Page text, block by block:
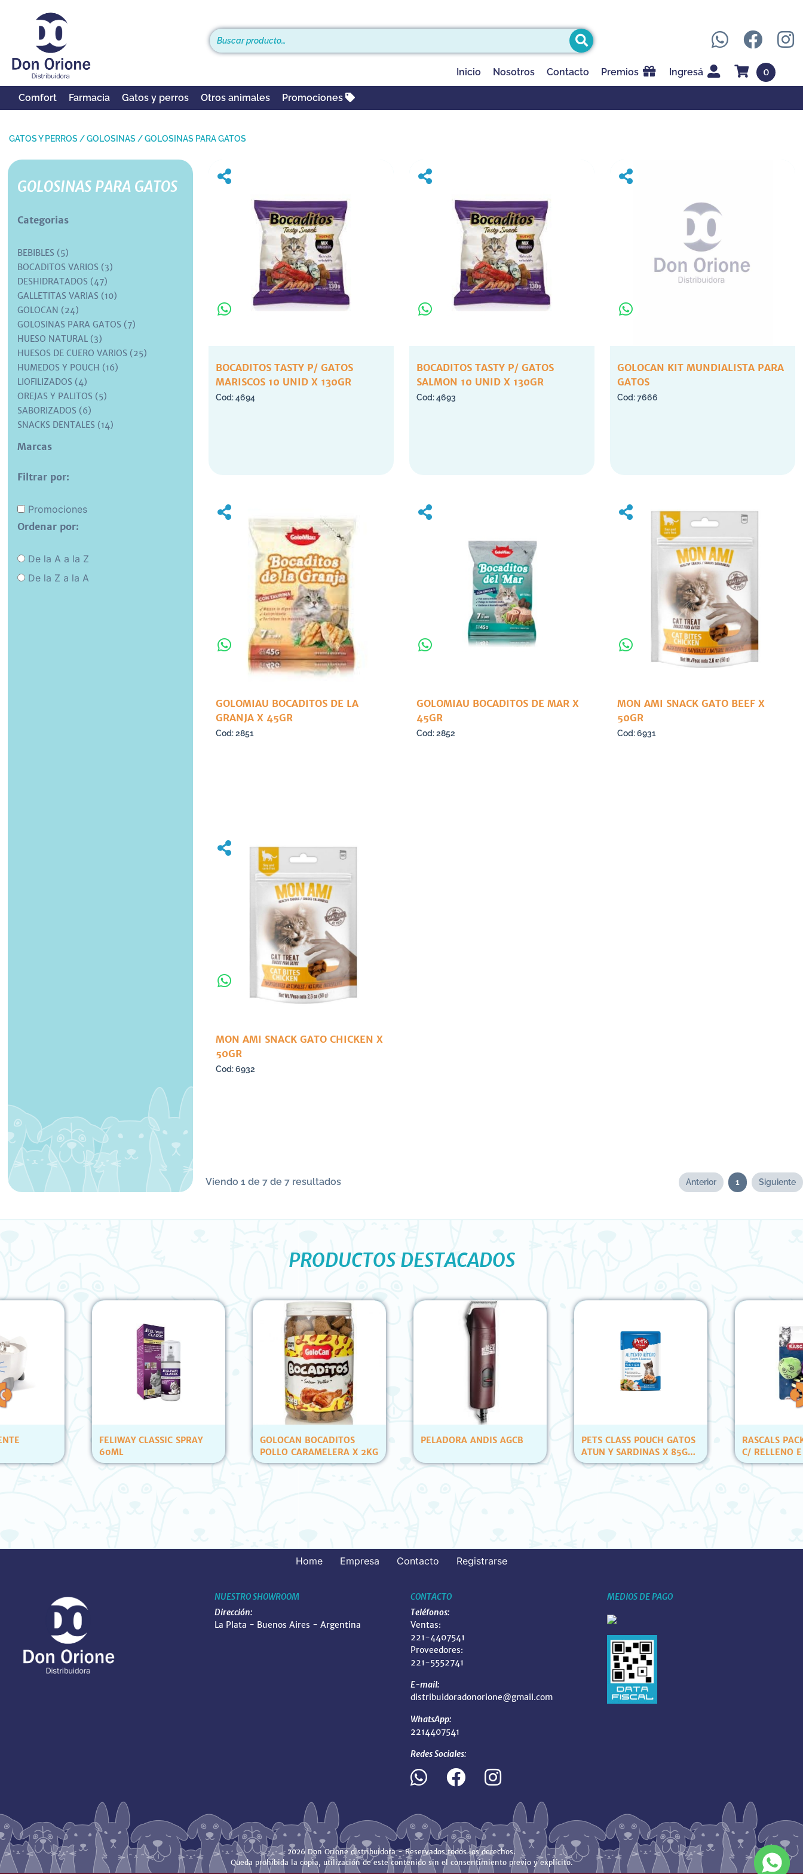
Inicio Nosotros Contacto Premios Ingresá 0
Comfort Farmacia Gatos y perros Otros animales Promociones
GATOS Y PERROS /GOLOSINAS /GOLOSINAS PARA GATOS
GOLOSINAS PARA GATOS
Categorias
BEBIBLES (5)
BOCADITOS VARIOS (3)
DESHIDRATADOS (47)
GALLETITAS VARIAS (10)
GOLOCAN (24)
GOLOSINAS PARA GATOS (7)
HUESO NATURAL (3)
HUESOS DE CUERO VARIOS (25)
HUMEDOS Y POUCH (16)
LIOFILIZADOS (4)
OREJAS Y PALITOS (5)
SABORIZADOS (6)
SNACKS DENTALES (14)
Marcas
Filtrar por:
Promociones
Ordenar por:
De la A a la Z
De la Z a la A
BOCADITOS TASTY P/ GATOS
MARISCOS 10 UNID X 130GR
4694
BOCADITOS TASTY P/ GATOS
SALMON 10 UNID X 130GR
4693
GOLOCAN KIT MUNDIALISTA PARA
GATOS
7666
GOLOMIAU BOCADITOS DE LA
GRANJA X 45GR
2851
GOLOMIAU BOCADITOS DE MAR X
45GR
2852
MON AMI SNACK GATO BEEF X
50GR
6931
MON AMI SNACK GATO CHICKEN X
50GR
6932
Viendo 1 de 7 de 7 resultados Anterior 1 Siguiente
PRODUCTOS DESTACADOS
FELIWAY CLASSIC SPRAY
GOLOCAN BOCADITOS
POLLO CARAMELERA X 2KG
PELADORA ANDIS AGCB
PETS CLASS POUCH GATOS
ATUN Y SARDINAS X 85GR
(12 UNID)
RASCALS PACK 3 PELOTAS
C/ RELLENO E HIERBA
(YT80007)
Home Empresa Contacto Registrarse
NUESTRO SHOWROOM
Dirección:
La Plata - Buenos Aires - Argentina
CONTACTO
Teléfonos:
Ventas:
221-4407541
Proveedores:
221-5552741
E-mail:
distribuidoradonorione@gmail.com
WhatsApp:
2214407541
Redes Sociales:
MEDIOS DE PAGO
2026 Don Orione distribuidora - Reservados todos los derechos.
Queda prohibida la copia, utilización de este contenido sin el consentimiento previo y explícito.